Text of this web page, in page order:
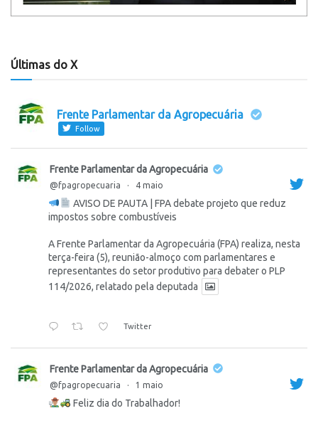
Últimas do X
Frente Parlamentar da Agropecuária
Follow
Frente Parlamentar da Agropecuária
@fpagropecuaria · 4 maio
AVISO DE PAUTA | FPA debate projeto que reduz
impostos sobre combustíveis
A Frente Parlamentar da Agropecuária (FPA) realiza, nesta
terça-feira (5), reunião-almoço com parlamentares e
representantes do setor produtivo para debater o PLP
114/2026, relatado pela deputada
Twitter
Frente Parlamentar da Agropecuária
@fpagropecuaria · 1 maio
Feliz dia do Trabalhador!